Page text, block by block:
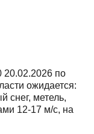
20.02.2026 по
ожидается:
снег, метель,
12-17 м/с, на